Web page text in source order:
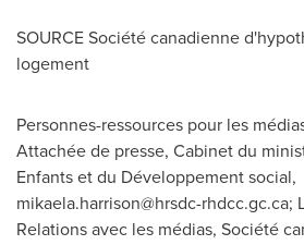
SOURCE Société canadienne
logement
Personnes-ressources pour les
Attachée de presse, Cabinet du
Enfants et du Développement social,
mikaela.harrison@hrsdc-rhdcc.gc.ca;
Relations avec les médias, Société